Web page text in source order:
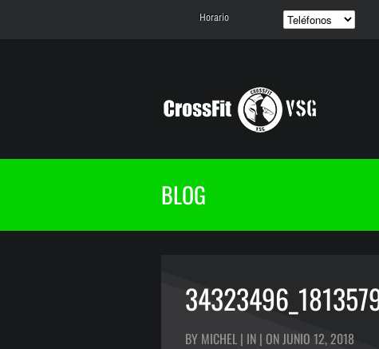
Horario
BLOG
BY MICHEL | IN | ON JUNIO 12, 2018